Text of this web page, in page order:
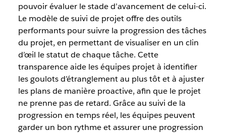
pouvoir évaluer le stade d’avancement de celui-ci.
Le modèle de suivi de projet offre des outils
performants pour suivre la progression des tâches
du projet, en permettant de visualiser en un clin
d’œil le statut de chaque tâche. Cette
transparence aide les équipes projet à identifier
les goulots d’étranglement au plus tôt et à ajuster
les plans de manière proactive, afin que le projet
ne prenne pas de retard. Grâce au suivi de la
progression en temps réel, les équipes peuvent
garder un bon rythme et assurer une progression